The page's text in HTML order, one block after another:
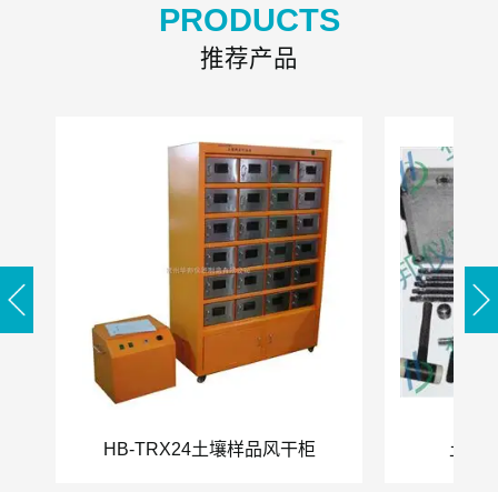
PRODUCTS
推荐产品
HB-TRX24土壤样品风干柜 土壤